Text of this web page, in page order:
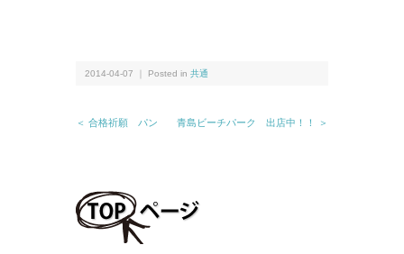
2014-04-07 ｜ Posted in 共通
＜ 合格祈願 パン 青島ビーチパーク 出店中！！ ＞